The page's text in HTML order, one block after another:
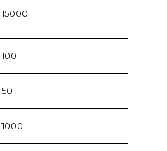
15000
100
50
1000